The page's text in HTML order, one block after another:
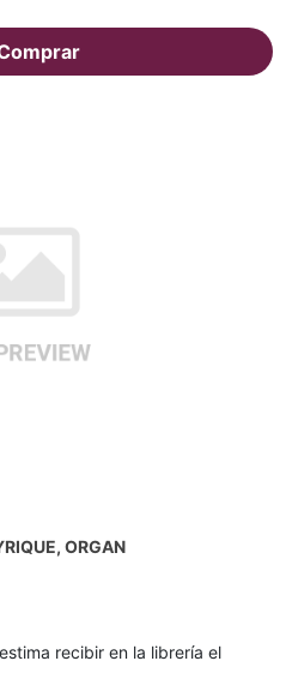
ORGAN
recibir en la librería el